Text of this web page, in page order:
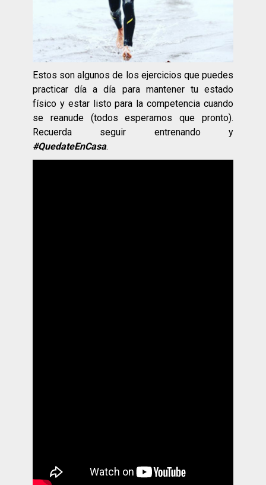
Estos son algunos de los ejercicios que puedes
practicar día a día para mantener tu estado
físico y estar listo para la competencia cuando
se reanude (todos esperamos que pronto).
Recuerda seguir entrenando y
#QuedateEnCasa.